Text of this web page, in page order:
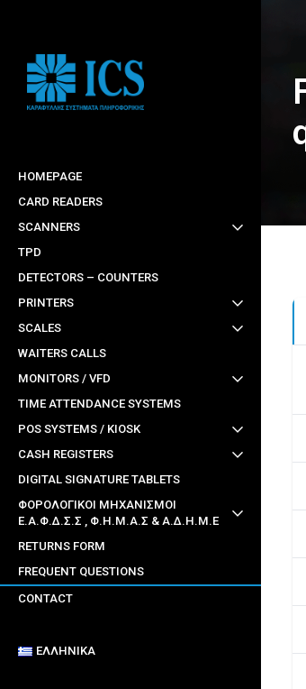
main
content
HOMEPAGE
CARD READERS
SCANNERS
TPD
DETECTORS – COUNTERS
PRINTERS
SCALES
WAITERS CALLS
MONITORS / VFD
TIME ATTENDANCE SYSTEMS
POS SYSTEMS / KIOSK
CASH REGISTERS
DIGITAL SIGNATURE TABLETS
ΦΟΡΟΛΟΓΙΚΟΙ ΜΗΧΑΝΙΣΜΟΙ
Ε.Α.Φ.Δ.Σ.Σ , Φ.Η.Μ.Α.Σ & Α.Δ.Η.Μ.Ε
RETURNS FORM
FREQUENT QUESTIONS
CONTACT
ΕΛΛΗΝΙΚΆ